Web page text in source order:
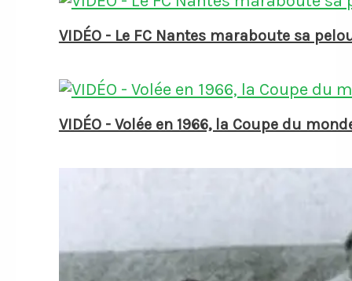
VIDÉO - Le FC Nantes maraboute sa
VIDÉO - Volée en 1966, la Coupe du